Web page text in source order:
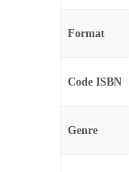
Format
Code ISBN
Genre